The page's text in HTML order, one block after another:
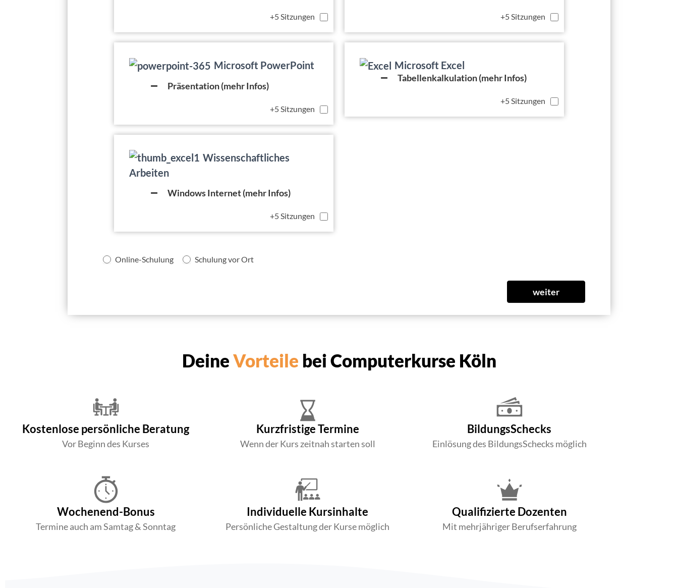
+5 Sitzungen +5 Sitzungen
Microsoft PowerPoint
Präsentation (mehr Infos)
+5 Sitzungen
Microsoft Excel
Tabellenkalkulation (mehr Infos)
+5 Sitzungen
Wissenschaftliches
Arbeiten
Windows Internet (mehr Infos)
+5 Sitzungen
Online-Schulung Schulung vor Ort
weiter
DeineVorteile bei Computerkurse Köln
Kostenlose persönliche Beratung
Vor Beginn des Kurses
Kurzfristige Termine
Wenn der Kurs zeitnah starten soll
BildungsSchecks
Einlösung des BildungsSchecks möglich
Wochenend-Bonus
Termine auch am Samtag & Sonntag
Individuelle Kursinhalte
Persönliche Gestaltung der Kurse möglich
Qualifizierte Dozenten
Mit mehrjähriger Berufserfahrung